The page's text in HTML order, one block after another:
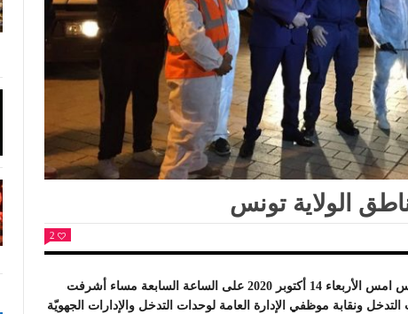
الولاية تونس
2
انطلاق حملة تعقيم كبرى بكامل مناطق الولاية تونس امس الأربعاء 14 أكتوبر 2020 على الساعة السابعة مساء أشرفت
ونقابة موظفي الإدارة العامة لوحدات التدخل والإدارات الجهويّة